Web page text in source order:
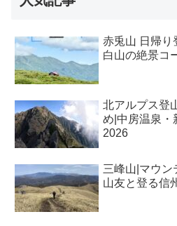
赤兎山 日帰り
白山の絶景コ
北アルプス登
め|中房温泉・
2026
三峰山|マウン
山友と登る信